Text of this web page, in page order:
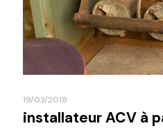
19/03/2018
installateur ACV à